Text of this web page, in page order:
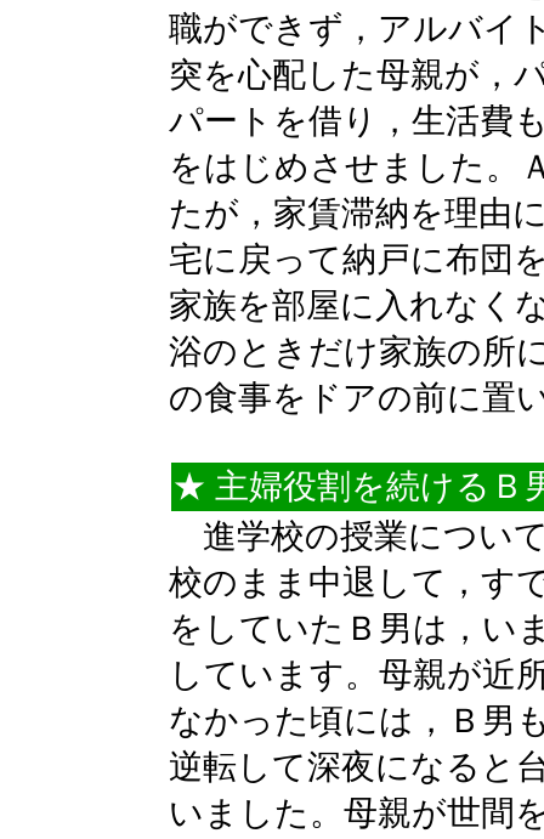
職ができず，アルバイ
突を心配した母親が，
パートを借り，生活費
をはじめさせました。
たが，家賃滞納を理由
宅に戻って納戸に布団
家族を部屋に入れなく
浴のときだけ家族の所
の食事をドアの前に置
★ 主婦役割を続けるＢ
進学校の授業につい
校のまま中退して，す
をしていたＢ男は，い
しています。母親が近
なかった頃には，Ｂ男
逆転して深夜になると
いました。母親が世間